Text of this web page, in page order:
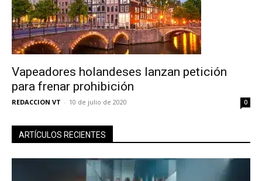
Vapeadores holandeses lanzan petición
para frenar prohibición
REDACCION VT - 10 de julio de 2020 0
ARTÍCULOS RECIENTES